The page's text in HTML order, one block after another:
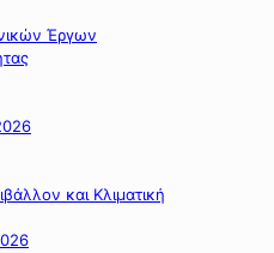
Έργων
και Κλιματική